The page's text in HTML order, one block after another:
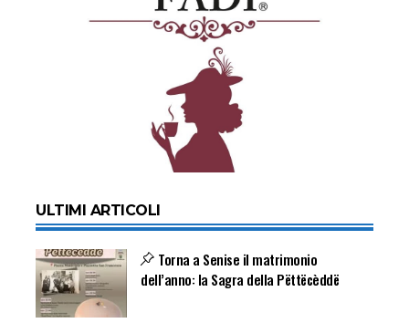
ULTIMI ARTICOLI
Torna a Senise il matrimonio
dell’anno: la Sagra della Pëttëcèddë